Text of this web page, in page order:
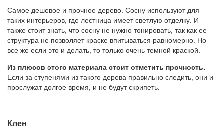
Самое дешевое и прочное дерево. Сосну используют для
таких интерьеров, где лестница имеет светлую отделку. И
также стоит знать, что сосну не нужно тонировать, так как ее
структура не позволяет краске впитываться равномерно. Но
все же если это и делать, то только очень темной краской.
Из плюсов этого материала стоит отметить прочность.
Если за ступенями из такого дерева правильно следить, они и
прослужат долгое время, и не будут скрипеть.
Клен